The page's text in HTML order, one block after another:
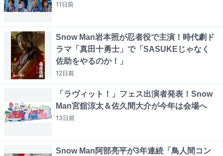
11日前
Snow Man岩本照が忍者役で主演！時代劇ド
ラマ「真田十勇士」で「SASUKEじゃなく
佐助をやるのか！」
12日前
「ラヴィット！」フェス出演者発表！Snow
Man宮舘涼太＆佐久間大介が今年は会場へ
13日前
Snow Man阿部亮平が3年連続「鳥人間コン